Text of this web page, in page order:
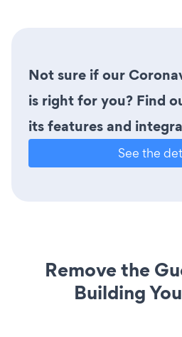
Not sure if our
is right for you? Find
its features and
See the
Remove the
Building